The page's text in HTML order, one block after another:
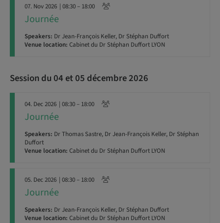
07. Nov 2026 | 08:30 – 18:00
Journée
Speakers: Dr Jean-François Keller, Dr Stéphan Duffort
Venue location: Cabinet du Dr Stéphan Duffort LYON
Session du 04 et 05 décembre 2026
04. Dec 2026 | 08:30 – 18:00
Journée
Speakers: Dr Thomas Sastre, Dr Jean-François Keller, Dr Stéphan
Duffort
Venue location: Cabinet du Dr Stéphan Duffort LYON
05. Dec 2026 | 08:30 – 18:00
Journée
Speakers: Dr Jean-François Keller, Dr Stéphan Duffort
Venue location: Cabinet du Dr Stéphan Duffort LYON